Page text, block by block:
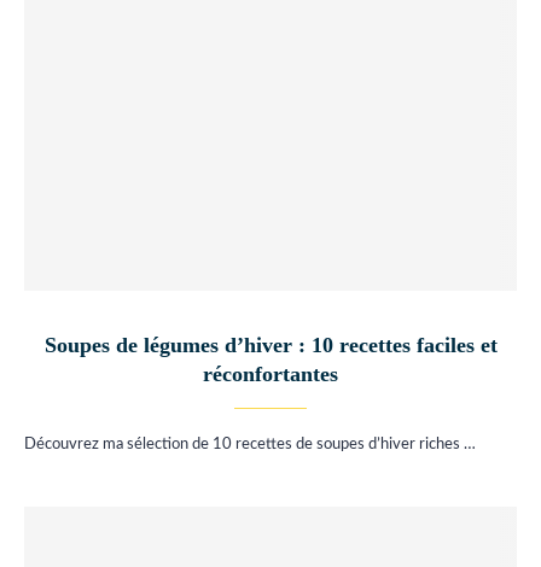
Soupes de légumes d’hiver : 10 recettes faciles et
réconfortantes
Découvrez ma sélection de 10 recettes de soupes d’hiver riches …